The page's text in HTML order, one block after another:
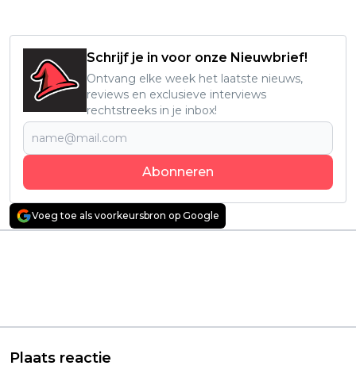
Schrijf je in voor onze Nieuwbrief!
Ontvang elke week het laatste nieuws,
reviews en exclusieve interviews
rechtstreeks in je inbox!
Abonneren
Voeg toe als voorkeursbron op Google
Plaats reactie